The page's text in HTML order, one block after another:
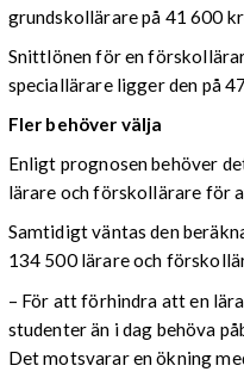
grundskollärare på 41 600
Snittlönen för en
speciallärare ligger den på
Fler behöver välja
Enligt prognosen behöver
lärare och förskollärare för
Samtidigt väntas den
134 500 lärare och
– För att förhindra att en
studenter än i dag behöva
Det motsvarar en ökning